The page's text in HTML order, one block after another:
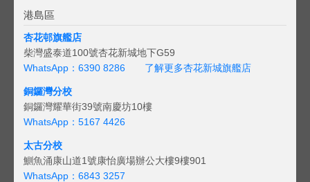
港島區
杏花邨旗艦店
柴灣盛泰道100號杏花新城地下G59
WhatsApp：6390 8286
了解更多杏花新城旗艦店
銅鑼灣分校
銅鑼灣耀華街39號南慶坊10樓
WhatsApp：5167 4426
太古分校
鰂魚涌康山道1號康怡廣場辦公大樓9樓901
WhatsApp：6843 3257